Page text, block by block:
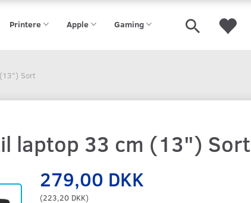
Printere Apple Gaming
Sort
laptop 33 cm (13") Sort
279,00 DKK
(223,20 DKK)